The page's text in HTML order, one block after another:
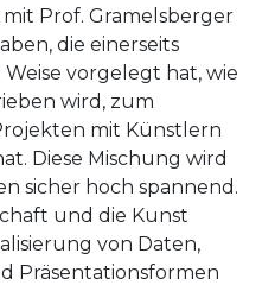
Prof. Gramelsberger
die einerseits
vorgelegt hat, wie
wird, zum
mit Künstlern
Diese Mischung wird
sicher hoch spannend.
und die Kunst
von Daten,
Präsentationsformen